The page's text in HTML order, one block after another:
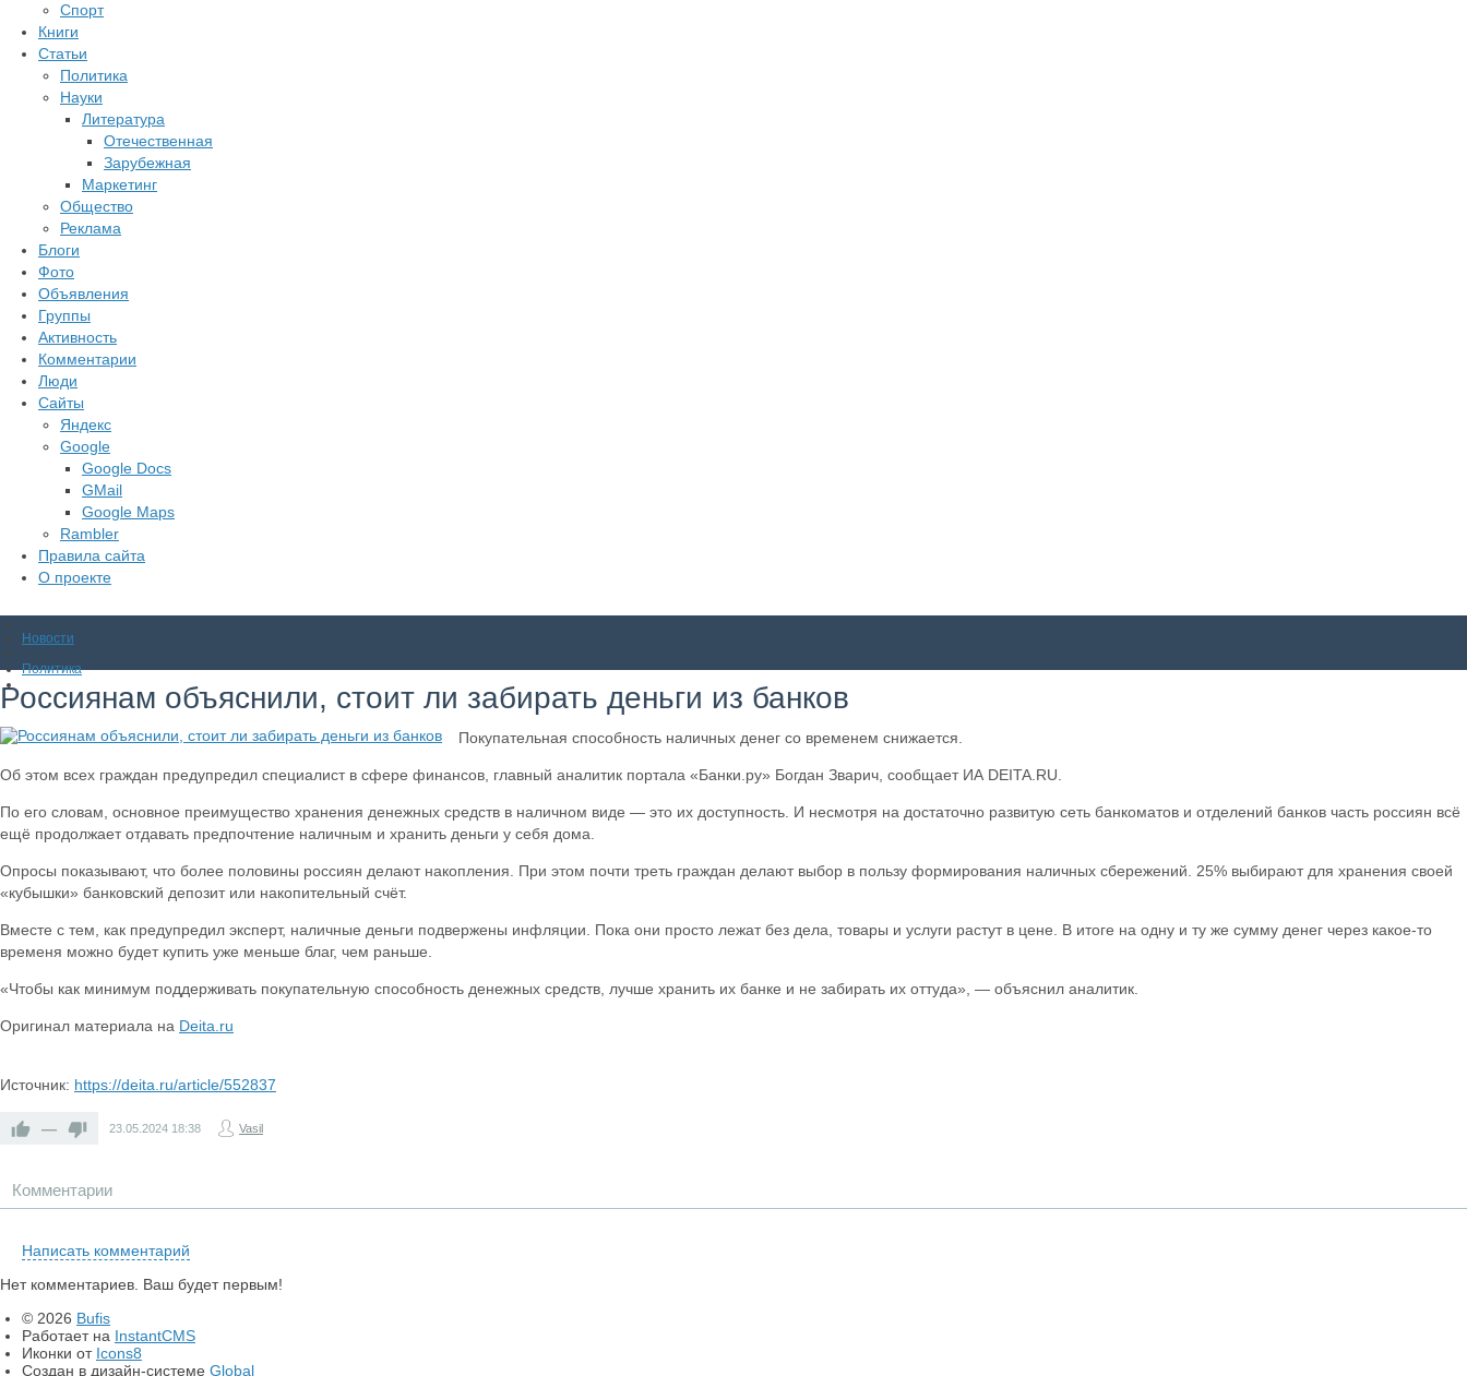
Спорт
Книги
Статьи
Политика
Науки
Литература
Отечественная
Зарубежная
Маркетинг
Общество
Реклама
Блоги
Фото
Объявления
Группы
Активность
Комментарии
Люди
Сайты
Яндекс
Google
Google Docs
GMail
Google Maps
Rambler
Правила сайта
О проекте
Новости
Политика
Россиянам объяснили, стоит ли забирать деньги из банков
Покупательная способность наличных денег со временем снижается.
Об этом всех граждан предупредил специалист в сфере финансов, главный аналитик портала «Банки.ру» Богдан Зварич, сообщает ИА DEITA.RU.
По его словам, основное преимущество хранения денежных средств в наличном виде — это их доступность. И несмотря на достаточно развитую сеть банкоматов и отделений банков часть россиян всё
ещё продолжает отдавать предпочтение наличным и хранить деньги у себя дома.
Опросы показывают, что более половины россиян делают накопления. При этом почти треть граждан делают выбор в пользу формирования наличных сбережений. 25% выбирают для хранения своей
«кубышки» банковский депозит или накопительный счёт.
Вместе с тем, как предупредил эксперт, наличные деньги подвержены инфляции. Пока они просто лежат без дела, товары и услуги растут в цене. В итоге на одну и ту же сумму денег через какое-то
временя можно будет купить уже меньше благ, чем раньше.
«Чтобы как минимум поддерживать покупательную способность денежных средств, лучше хранить их банке и не забирать их оттуда», — объяснил аналитик.
Оригинал материала на Deita.ru
Источник: https://deita.ru/article/552837
— 23.05.2024 18:38 Vasil
Комментарии
Написать комментарий
Нет комментариев. Ваш будет первым!
© 2026 Bufis
Работает на InstantCMS
Иконки от Icons8
Создан в дизайн-системе Global